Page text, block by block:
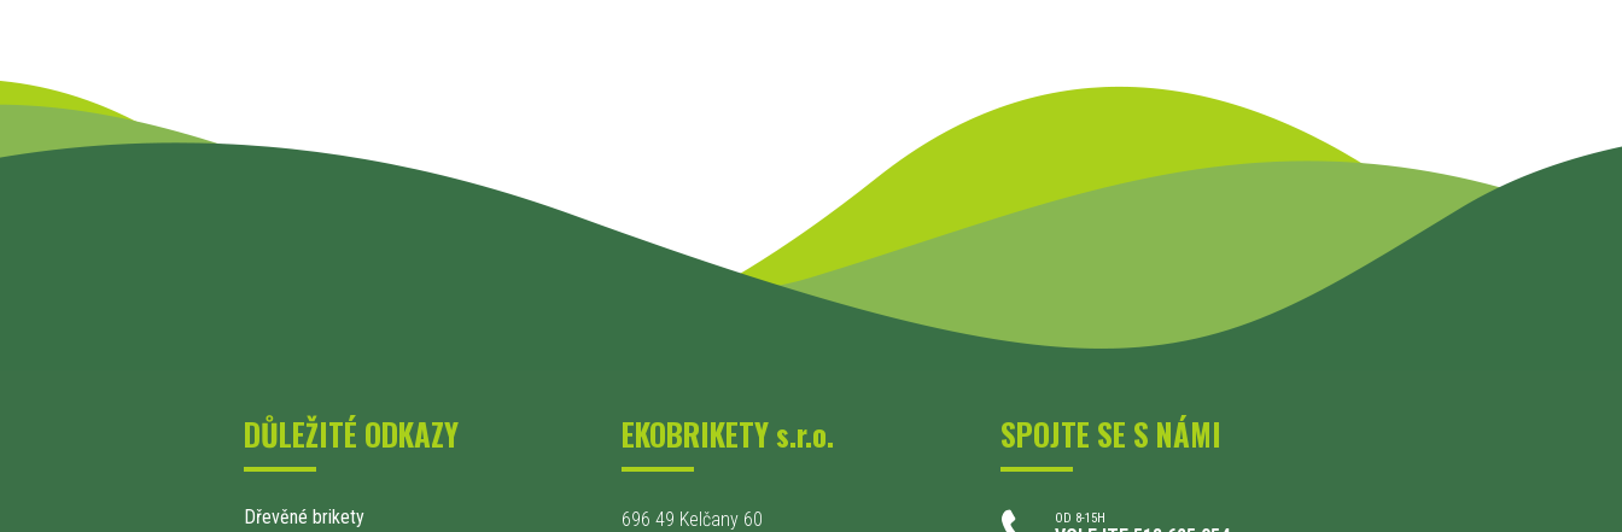
DŮLEŽITÉ ODKAZY
Dřevěné brikety
EKOBRIKETY s.r.o.
696 49 Kelčany 60
SPOJTE SE S NÁMI
OD 8-15H